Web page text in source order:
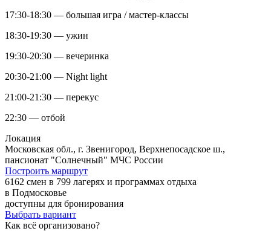
17:30-18:30 — большая игра / мастер-классы
18:30-19:30 — ужин
19:30-20:30 — вечеринка
20:30-21:00 — Night light
21:00-21:30 — перекус
22:30 — отбой
Локация
Московская обл., г. Звенигород, Верхнепосадское ш.,
пансионат "Солнечный" МЧС России
Построить маршрут
6162 смен в 799 лагерях и программах отдыха
в Подмосковье
доступны для бронирования
Выбрать вариант
Как всё организовано?